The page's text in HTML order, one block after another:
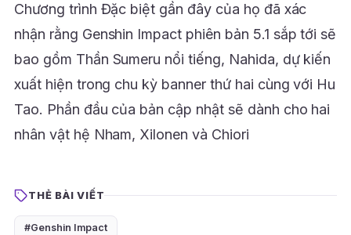
Chương trình Đặc biệt gần đây của họ đã xác
nhận rằng Genshin Impact phiên bản 5.1 sắp tới sẽ
bao gồm Thần Sumeru nổi tiếng, Nahida, dự kiến
xuất hiện trong chu kỳ banner thứ hai cùng với Hu
Tao. Phần đầu của bản cập nhật sẽ dành cho hai
nhân vật hệ Nham, Xilonen và Chiori
THẺ BÀI VIẾT
#Genshin Impact